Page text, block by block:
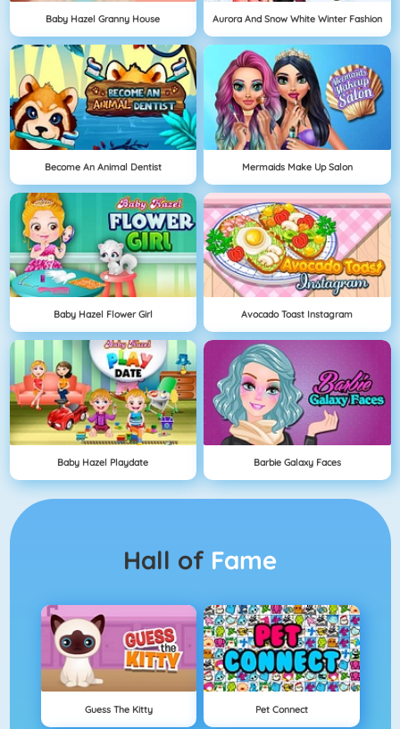
Baby Hazel Granny House Aurora And Snow White Winter Fashion
Become An Animal Dentist Mermaids Make Up Salon
Baby Hazel Flower Girl Avocado Toast Instagram
Baby Hazel Playdate Barbie Galaxy Faces
Hall of Fame
Guess The Kitty Pet Connect